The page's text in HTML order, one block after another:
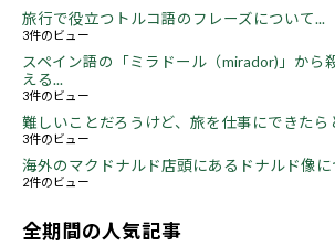
旅行で役立つトルコ語のフレーズについて...
3件のビュー
スペイン語の「ミラドール（mirador)」から
える...
3件のビュー
難しいことだろうけど、旅を仕事にできたら
3件のビュー
海外のマクドナルド店頭にあるドナルド像に
2件のビュー
全期間の人気記事